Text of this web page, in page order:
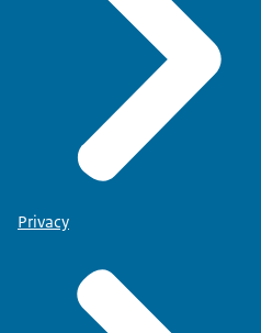
Privacy